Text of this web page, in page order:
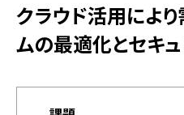
クラウド活用によ
ムの最適化とセキ